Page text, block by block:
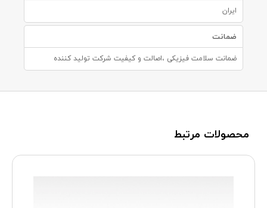
ایران
ضمانت
ضمانت سلامت فیزیکی ،اصالت و کیفیت شرکت تولید کننده
محصولات مرتبط